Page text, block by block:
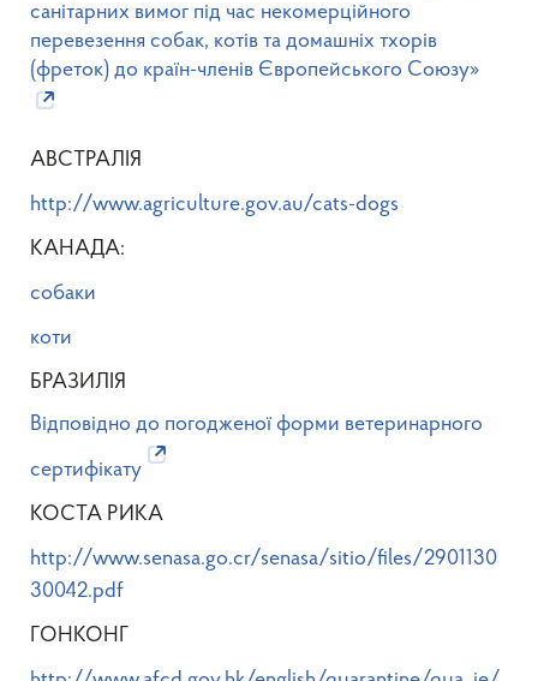
санітарних вимог під час некомерційного
перевезення собак, котів та домашніх тхорів
(фреток) до країн-членів Європейського Союзу»
АВСТРАЛІЯ
http://www.agriculture.gov.au/cats-dogs
КАНАДА:
собаки
коти
БРАЗИЛІЯ
Відповідно до погодженої форми ветеринарного
сертифікату
КОСТА РИКА
http://www.senasa.go.cr/senasa/sitio/files/2901130
30042.pdf
ГОНКОНГ